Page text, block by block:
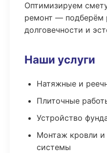
Оптимизируем
ремонт — подберём
долговечности и
Наши услуги
Натяжные и
Плиточные
Устройство
Монтаж кровли и
системы